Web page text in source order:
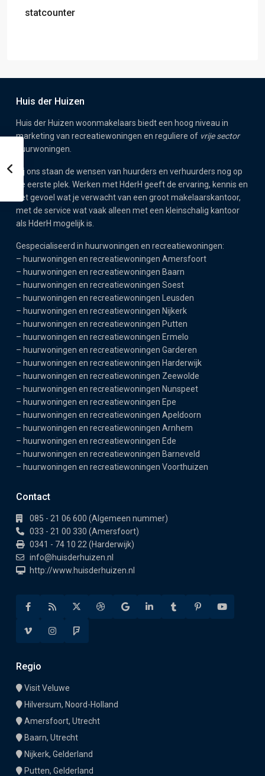
statcounter
Huis der Huizen
Huis der Huizen woonmakelaars biedt een hoog niveau in
marketing van recreatiewoningen en reguliere of vrije sector
huurwoningen.
Bij ons staan de wensen van huurders en verhuurders nog op
de eerste plek. Werken met HderH geeft de ervaring, kennis en
het gevoel wat je verwacht van een groot makelaarskantoor,
met de service wat vaak alleen met een kleinschalig kantoor
als HderH mogelijk is.
Gespecialiseerd in huurwoningen en recreatiewoningen:
– huurwoningen en recreatiewoningen Amersfoort
– huurwoningen en recreatiewoningen Baarn
– huurwoningen en recreatiewoningen Soest
– huurwoningen en recreatiewoningen Leusden
– huurwoningen en recreatiewoningen Nijkerk
– huurwoningen en recreatiewoningen Putten
– huurwoningen en recreatiewoningen Ermelo
– huurwoningen en recreatiewoningen Garderen
– huurwoningen en recreatiewoningen Harderwijk
– huurwoningen en recreatiewoningen Zeewolde
– huurwoningen en recreatiewoningen Nunspeet
– huurwoningen en recreatiewoningen Epe
– huurwoningen en recreatiewoningen Apeldoorn
– huurwoningen en recreatiewoningen Arnhem
– huurwoningen en recreatiewoningen Ede
– huurwoningen en recreatiewoningen Barneveld
– huurwoningen en recreatiewoningen Voorthuizen
Contact
085 - 21 06 600 (Algemeen nummer)
033 - 21 00 330 (Amersfoort)
0341 - 74 10 22 (Harderwijk)
info@huisderhuizen.nl
http://www.huisderhuizen.nl
Regio
Visit Veluwe
Hilversum, Noord-Holland
Amersfoort, Utrecht
Baarn, Utrecht
Nijkerk, Gelderland
Putten, Gelderland